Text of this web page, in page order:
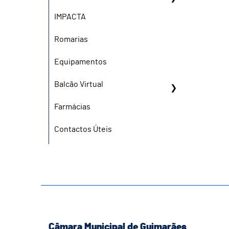
IMPACTA
Romarias
Equipamentos
Balcão Virtual
Farmácias
Contactos Úteis